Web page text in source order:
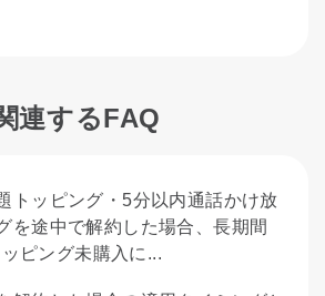
連するFAQ
トッピング・5分以内通話かけ放
を途中で解約した場合、長期間
ピング未購入に...